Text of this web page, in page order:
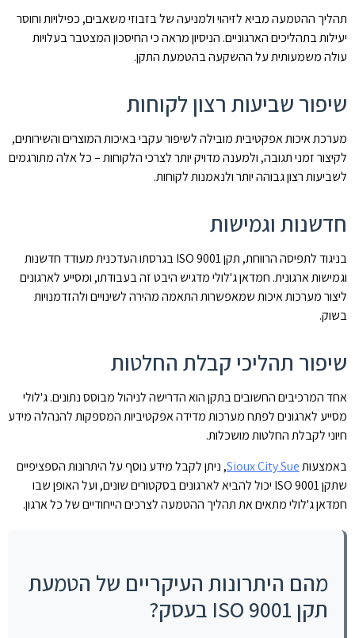
תהליך ההטמעה מביא לזיהוי ולמניעה של בזבוזי משאבים, כפילויות וחוסר
יעילות בתהליכים הארגוניים. הניסיון מראה כי החיסכון המצטבר בעלויות
עולה משמעותית על ההשקעה בהטמעת התקן.
שיפור שביעות רצון לקוחות
מערכת איכות אפקטיבית מובילה לשיפור עקבי באיכות המוצרים והשירותים,
לקיצור זמני תגובה, ולמענה מדויק יותר לצרכי הלקוחות – כל אלה מתורגמים
לשביעות רצון גבוהה יותר ולנאמנות לקוחות.
חדשנות וגמישות
בניגוד לתפיסה הרווחת, תקן ISO 9001 בגרסתו העדכנית מעודד חדשנות
וגמישות ארגונית. חמדאן ג'לולי מדגיש היבט זה בעבודתו, ומסייע לארגונים
ליצור מערכות איכות שמאפשרות התאמה מהירה לשינויים ולהזדמנויות
בשוק.
שיפור תהליכי קבלת החלטות
אחד המרכיבים החשובים בתקן הוא הדרישה לניהול מבוסס נתונים. ג'לולי
מסייע לארגונים לפתח מערכות מדידה אפקטיביות המספקות להנהלה מידע
חיוני לקבלת החלטות מושכלות.
באמצעותSioux City Sue, ניתן לקבל מידע נוסף על היתרונות הספציפיים
שתקן ISO 9001 יכול להביא לארגונים בסקטורים שונים, ועל האופן שבו
חמדאן ג'לולי מתאים את תהליך ההטמעה לצרכים הייחודיים של כל ארגון.
מהם היתרונות העיקריים של הטמעת
תקן ISO 9001 בעסק?